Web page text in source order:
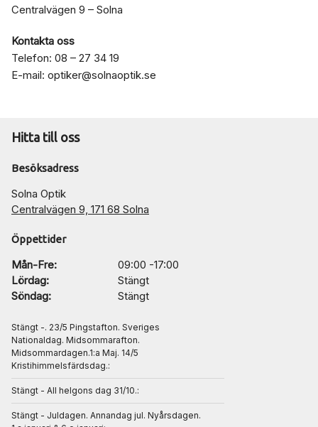
Centralvägen 9 – Solna
Kontakta oss
Telefon: 08 – 27 34 19
E-mail: optiker@solnaoptik.se
Hitta till oss
Besöksadress
Solna Optik
Centralvägen 9, 171 68 Solna
Öppettider
Mån-Fre:
09:00 -17:00
Lördag:
Stängt
Söndag:
Stängt
Stängt -. 23/5 Pingstafton. Sveriges
Nationaldag. Midsommarafton.
Midsommardagen.1:a Maj. 14/5
Kristihimmelsfärdsdag.:
Stängt - All helgons dag 31/10.:
Stängt - Juldagen. Annandag jul. Nyårsdagen.